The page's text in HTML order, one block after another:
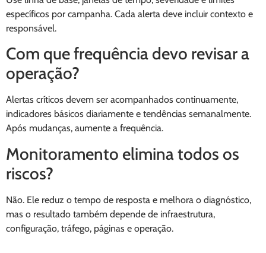
específicos por campanha. Cada alerta deve incluir contexto e
responsável.
Com que frequência devo revisar a
operação?
Alertas críticos devem ser acompanhados continuamente,
indicadores básicos diariamente e tendências semanalmente.
Após mudanças, aumente a frequência.
Monitoramento elimina todos os
riscos?
Não. Ele reduz o tempo de resposta e melhora o diagnóstico,
mas o resultado também depende de infraestrutura,
configuração, tráfego, páginas e operação.